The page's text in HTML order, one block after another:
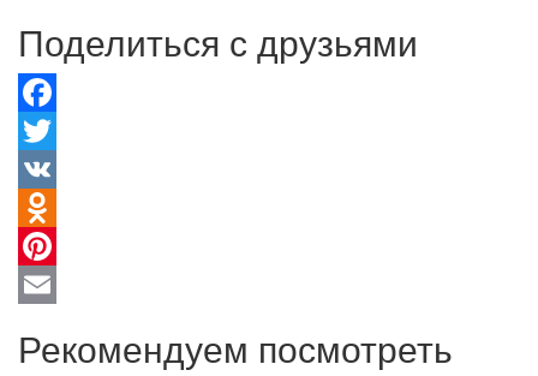
Поделиться с друзьями
Facebook
Twitter
VK
Odnoklassniki
Pinterest
Рекомендуем посмотреть